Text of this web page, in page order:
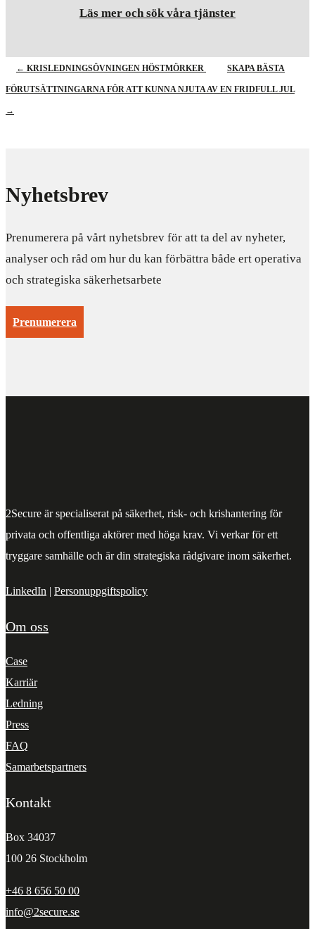
Läs mer och sök våra tjänster
← KRISLEDNINGSÖVNINGEN HÖSTMÖRKER SKAPA BÄSTA
FÖRUTSÄTTNINGARNA FÖR ATT KUNNA NJUTA AV EN FRIDFULL JUL
→
Nyhetsbrev
Prenumerera på vårt nyhetsbrev för att ta del av nyheter,
analyser och råd om hur du kan förbättra både ert operativa
och strategiska säkerhetsarbete
Prenumerera
2Secure är specialiserat på säkerhet, risk- och krishantering för
privata och offentliga aktörer med höga krav. Vi verkar för ett
tryggare samhälle och är din strategiska rådgivare inom säkerhet.
LinkedIn | Personuppgiftspolicy
Om oss
Case
Karriär
Ledning
Press
FAQ
Samarbetspartners
Kontakt
Box 34037
100 26 Stockholm
+46 8 656 50 00
info@2secure.se